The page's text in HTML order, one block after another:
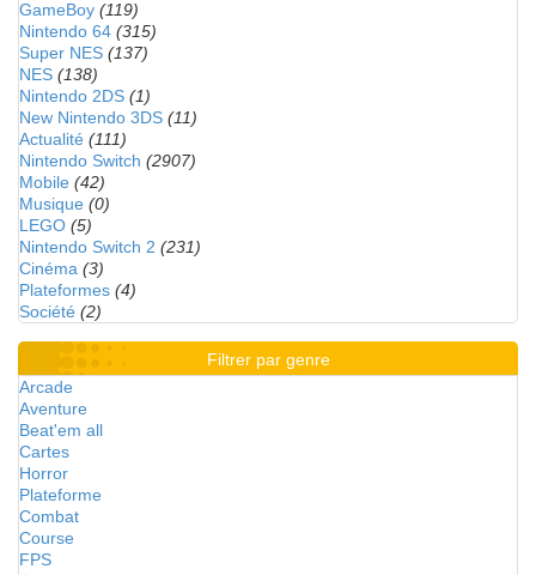
GameBoy (119)
Nintendo 64 (315)
Super NES (137)
NES (138)
Nintendo 2DS (1)
New Nintendo 3DS (11)
Actualité (111)
Nintendo Switch (2907)
Mobile (42)
Musique (0)
LEGO (5)
Nintendo Switch 2 (231)
Cinéma (3)
Plateformes (4)
Société (2)
Filtrer par genre
Arcade
Aventure
Beat'em all
Cartes
Horror
Plateforme
Combat
Course
FPS